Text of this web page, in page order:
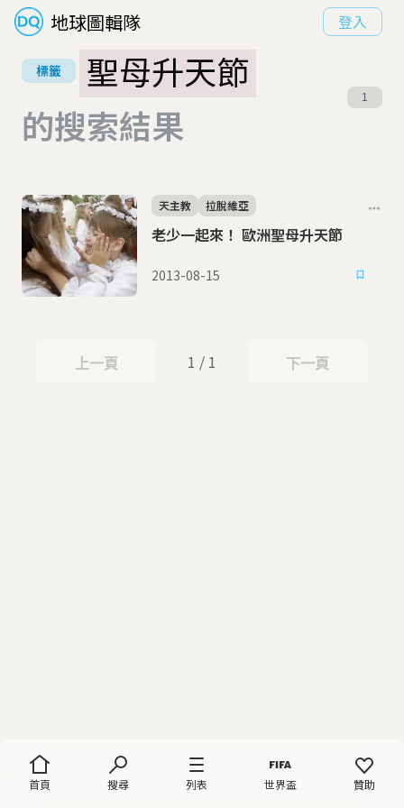
地球圖輯隊 登入
首頁 搜尋 列表 世界盃 贊助
標籤
聖母升天節
的搜索結果
1
老少一起來！ 歐洲聖母升天節
天主教 拉脫維亞
2013-08-15
上一頁
上一頁 1 / 1 下一頁
下一頁